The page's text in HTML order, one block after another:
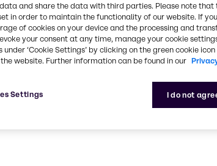
soyeuse sur la
sensoriels en
dans une variété
Formule
C19H36O4
Numéro CAS
and share the data with third parties. Please note that
in order to maintain the functionality of our website. If you
of cookies on your device and the processing and
your consent at any time, manage your cookie
under ‘Cookie Settings’ by clicking on the green cookie
website. Further information can be found in our
I do not
Settings